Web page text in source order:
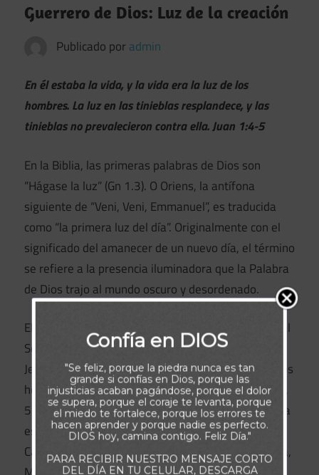
Guerrero de Dios: Luz de la creación
Publicado por admin
En él estaba la vida, y la vida era la luz de los
hombres. La luz en las tinieblas resplandece, y las
tinieblas no prevalecieron contra ella. Juan 1:4-5
En la Biblia, las primeras palabras de Dios son
“Hágase la luz” (Gn 1.3). O Oriens, la antífona
siguiente de “Veni, Veni, Emmanuel”, es traducida
como “la primera luz del día”. Originalmente con el
significado del amanecer de un nuevo día, el término
se refiere a la presencia iluminadora que la Palabra
de Dios trajo al mundo oscuro y desordenado.
El mismo lenguaje describe la nueva creación que el
Señor nos trae (2 Co 5.7). Juan dice que en el Señor
Jesús —el Verbo eterno— está la vida, “la luz de los
hombres [que] en las tinieblas resplandece” (Jn 1.4,
5). A los demás evangelistas tampoco se les escapa
esta conexión. Cuando el Señor Jesús se muda a
Capernaum después del arresto de Juan el Bautista,
Confía en DIOS
"Se feliz, porque la piedra nunca es tan
grande si confías en Dios, porque las
injusticias acaban pagándose, porque el dolor
se supera, porque el coraje te levanta, porque
el miedo te fortalece, porque los errores te
hacen aprender y porque nadie es perfecto.
DIOS hoy, camina contigo. Feliz Día."
PARA RECIBIR NUESTRO MENSAJE CORTO
DEL DÍA EN TU CELULAR, DESCARGA